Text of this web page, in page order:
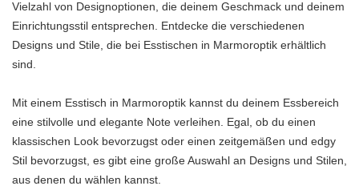
Vielzahl von Designoptionen, die deinem Geschmack und deinem
Einrichtungsstil entsprechen. Entdecke die verschiedenen
Designs und Stile, die bei Esstischen in Marmoroptik erhältlich
sind.
Mit einem Esstisch in Marmoroptik kannst du deinem Essbereich
eine stilvolle und elegante Note verleihen. Egal, ob du einen
klassischen Look bevorzugst oder einen zeitgemäßen und edgy
Stil bevorzugst, es gibt eine große Auswahl an Designs und Stilen,
aus denen du wählen kannst.